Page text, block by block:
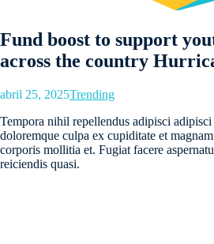
Fund boost to support
across the country
abril 25, 2025Trending
Tempora nihil repellendus adipisci
doloremque culpa ex cupiditate et
corporis mollitia et. Fugiat facere
reiciendis quasi.